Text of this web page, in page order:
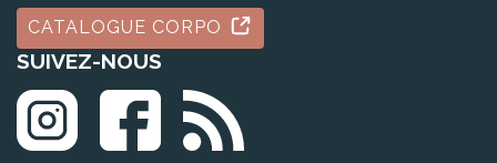
CATALOGUE CORPO
SUIVEZ-NOUS